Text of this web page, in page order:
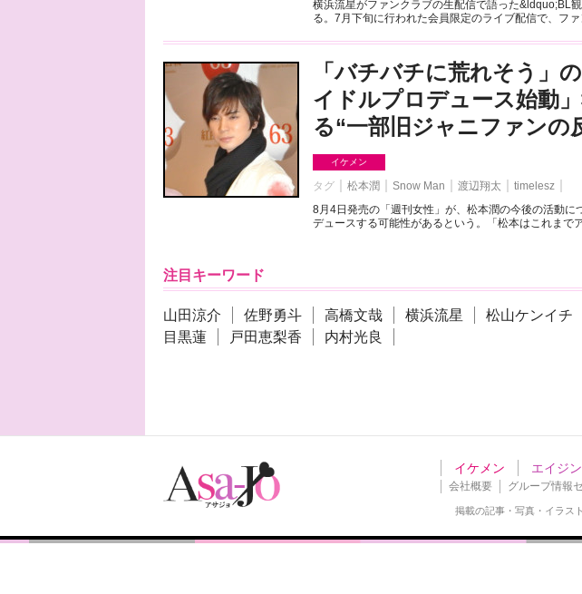
横浜流星がファンクラブの生配信で語った&ldquo;BL
る。7月下旬に行われた会員限定のライブ配信で、フ
「バチバチに荒れそう」
イドルプロデュース始動
る“一部旧ジャニファンの
イケメン
タグ 松本潤 Snow Man 渡辺翔太
timelesz
8月4日発売の「週刊女性」が、松本潤の今後の活動に
デュースする可能性があるという。「松本はこれまで
注目キーワード
山田涼介 佐野勇斗 高橋文哉 横浜流星 松山ケンイチ
目黒蓮
戸田恵梨香 内村光良
イケメン エイジ
会社概要 グループ情報
掲載の記事・写真・イラス